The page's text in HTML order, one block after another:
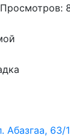
Просмотров: